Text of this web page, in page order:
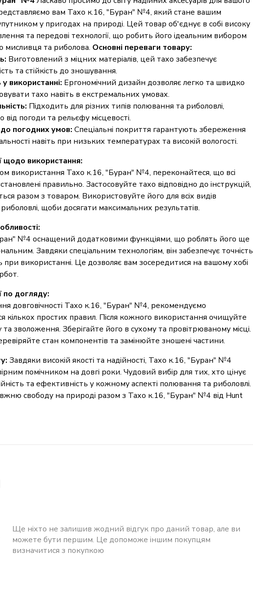
вам Тахо к.16, "Буран" №4, який стане вашим
у пригодах на природі. Цей товар об'єднує в собі високу
та передові технології, що робить його ідеальним вибором
мисливця та риболова. Основні переваги товару:
Виготовлений з міцних матеріалів, цей тахо забезпечує
та стійкість до зношування.
у використанні: Ергономічний дизайн дозволяє легко та швидко
тахо навіть в екстремальних умовах.
Підходить для різних типів полювання та риболовлі,
від погоди та рельєфу місцевості.
до погодних умов: Спеціальні покриття гарантують збереження
навіть при низьких температурах та високій вологості.
щодо використання:
використання Тахо к.16, "Буран" №4, переконайтеся, що всі
правильно. Застосовуйте тахо відповідно до інструкцій,
разом з товаром. Використовуйте його для всіх видів
щоби досягати максимальних результатів.
№4 оснащений додатковими функціями, що роблять його ще
Завдяки спеціальним технологіям, він забезпечує точність
при використанні. Це дозволяє вам зосередитися на вашому хобі
по догляду:
довговічності Тахо к.16, "Буран" №4, рекомендуємо
кількох простих правил. Після кожного використання очищуйте
та зволоження. Зберігайте його в сухому та провітрюваному місці.
стан компонентів та замінюйте зношені частини.
Завдяки високій якості та надійності, Тахо к.16, "Буран" №4
помічником на довгі роки. Чудовий вибір для тих, хто цінує
та ефективність у кожному аспекті полювання та риболовлі.
свободу на природі разом з Тахо к.16, "Буран" №4 від Hunt
Ще ніхто не залишив жодний відгук про даний товар, але ви
можете бути першим. Це допоможе іншим покупцям
визначитися з покупкою